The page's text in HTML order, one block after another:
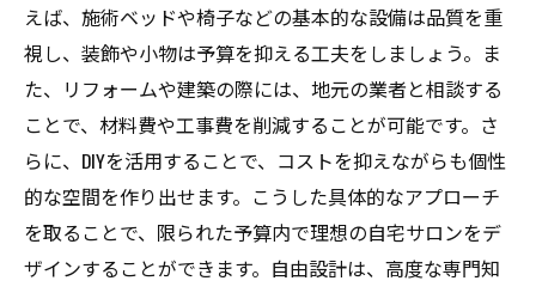
えば、施術ベッドや椅子などの基本的な設備は品質を重
視し、装飾や小物は予算を抑える工夫をしましょう。ま
た、リフォームや建築の際には、地元の業者と相談する
ことで、材料費や工事費を削減することが可能です。さ
らに、DIYを活用することで、コストを抑えながらも個性
的な空間を作り出せます。こうした具体的なアプローチ
を取ることで、限られた予算内で理想の自宅サロンをデ
ザインすることができます。自由設計は、高度な専門知